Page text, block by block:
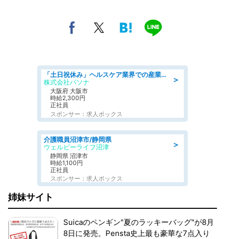
＞
「土日祝休み」ヘルスケア業界での産業保健師業務/看護師/高時給/要資格:正看護師
株式会社パソナ
大阪府 大阪市
時給2,300円
正社員
スポンサー：求人ボックス
＞
介護職員沼津市/静岡県
ウェルビーライフ沼津
静岡県 沼津市
時給1,100円
正社員
スポンサー：求人ボックス
姉妹サイト
Suicaのペンギン"夏のラッキーバッグ"が8月
8日に発売。Pensta史上最も豪華な7点入り